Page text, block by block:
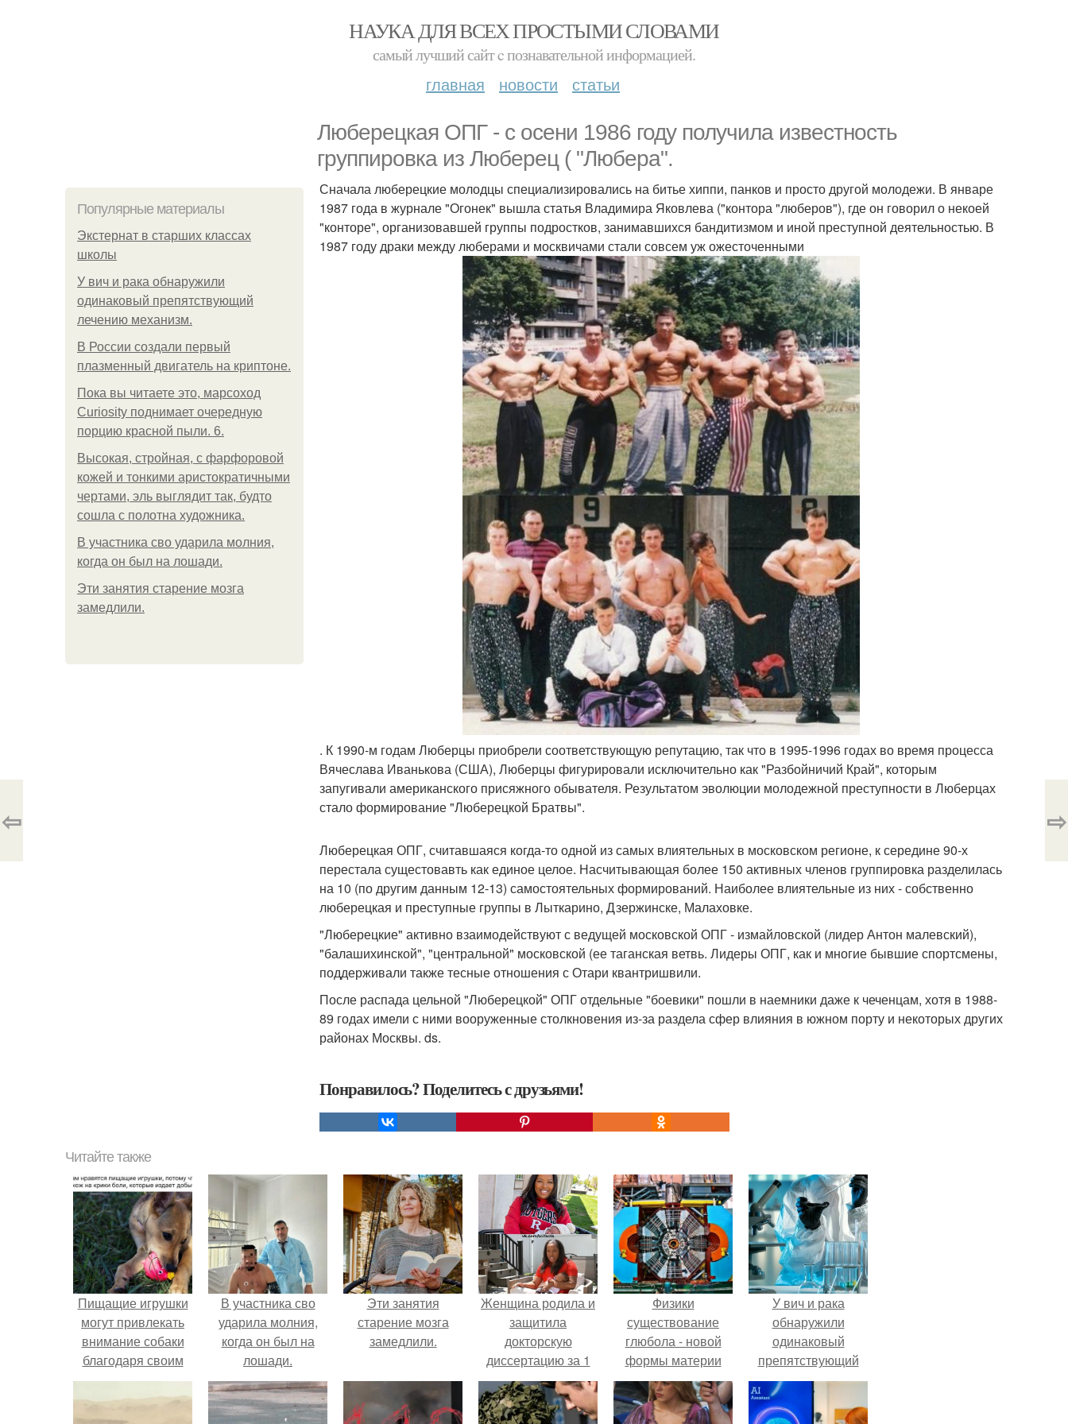
НАУКА ДЛЯ ВСЕХ ПРОСТЫМИ СЛОВАМИ
самый лучший сайт c познавательной информацией.
главная новости статьи
Люберецкая ОПГ - с осени 1986 году получила известность
группировка из Люберец ( "Любера".
Популярные материалы
Экстернат в старших классах
школы
У вич и рака обнаружили
одинаковый препятствующий
лечению механизм.
В России создали первый
плазменный двигатель на криптоне.
Пока вы читаете это, марсоход
Curiosity поднимает очередную
порцию красной пыли. 6.
Высокая, стройная, с фарфоровой
кожей и тонкими аристократичными
чертами, эль выглядит так, будто
сошла с полотна художника.
В участника сво ударила молния,
когда он был на лошади.
Эти занятия старение мозга
замедлили.
Сначала люберецкие молодцы специализировались на битье хиппи, панков и просто другой молодежи. В январе
1987 года в журнале "Огонек" вышла статья Владимира Яковлева ("контора "люберов"), где он говорил о некоей
"конторе", организовавшей группы подростков, занимавшихся бандитизмом и иной преступной деятельностью. В
1987 году драки между люберами и москвичами стали совсем уж ожесточенными
. К 1990-м годам Люберцы приобрели соответствующую репутацию, так что в 1995-1996 годах во время процесса
Вячеслава Иванькова (США), Люберцы фигурировали исключительно как "Разбойничий Край", которым
запугивали американского присяжного обывателя. Результатом эволюции молодежной преступности в Люберцах
стало формирование "Люберецкой Братвы".
Люберецкая ОПГ, считавшаяся когда-то одной из самых влиятельных в московском регионе, к середине 90-х
перестала сущестовавть как единое целое. Насчитывающая более 150 активных членов группировка разделилась
на 10 (по другим данным 12-13) самостоятельных формирований. Наиболее влиятельные из них - собственно
люберецкая и преступные группы в Лыткарино, Дзержинске, Малаховке.
"Люберецкие" активно взаимодействуют с ведущей московской ОПГ - измайловской (лидер Антон малевский),
"балашихинской", "центральной" московской (ее таганская ветвь. Лидеры ОПГ, как и многие бывшие спортсмены,
поддерживали также тесные отношения с Отари квантришвили.
После распада цельной "Люберецкой" ОПГ отдельные "боевики" пошли в наемники даже к чеченцам, хотя в 1988-
89 годах имели с ними вооруженные столкновения из-за раздела сфер влияния в южном порту и некоторых других
районах Москвы. ds.
Понравилось? Поделитесь с друзьями!
⇦ ⇨
Читайте также
Пищащие игрушки
могут привлекать
внимание собаки
благодаря своим
звуковым
эффектам.
В участника сво
ударила молния,
когда он был на
лошади.
Эти занятия
старение мозга
замедлили.
Женщина родила и
защитила
докторскую
диссертацию за 1
день.
Физики
существование
глюбола - новой
формы материи
подтвердили.
У вич и рака
обнаружили
одинаковый
препятствующий
лечению механизм.